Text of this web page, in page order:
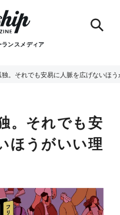
ランスメディア
独。それでも安易に人脈を広げないほう
。それでも安
ほうがいい理